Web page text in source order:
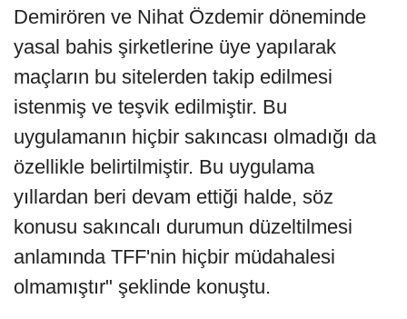
Demirören ve Nihat Özdemir döneminde
yasal bahis şirketlerine üye yapılarak
maçların bu sitelerden takip edilmesi
istenmiş ve teşvik edilmiştir. Bu
uygulamanın hiçbir sakıncası olmadığı da
özellikle belirtilmiştir. Bu uygulama
yıllardan beri devam ettiği halde, söz
konusu sakıncalı durumun düzeltilmesi
anlamında TFF'nin hiçbir müdahalesi
olmamıştır" şeklinde konuştu.